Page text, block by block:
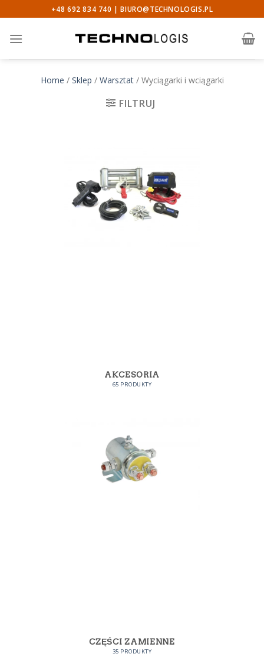
to
content
+48 692 834 740 |BIURO@TECHNOLOGIS.PL
Home / Sklep / Warsztat / Wyciągarki i wciągarki
FILTRUJ
AKCESORIA
65 PRODUKTY
CZĘŚCI ZAMIENNE
35 PRODUKTY